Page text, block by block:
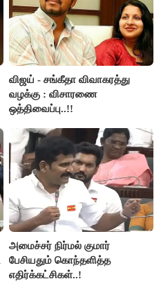
விஜய் - சங்கீதா விவாகரத்து
வழக்கு : விசாரணை
ஒத்திவைப்பு..!!
அமைச்சர் நிர்மல் குமார்
பேசியதும் கொந்தளித்த
எதிர்க்கட்சிகள்..!